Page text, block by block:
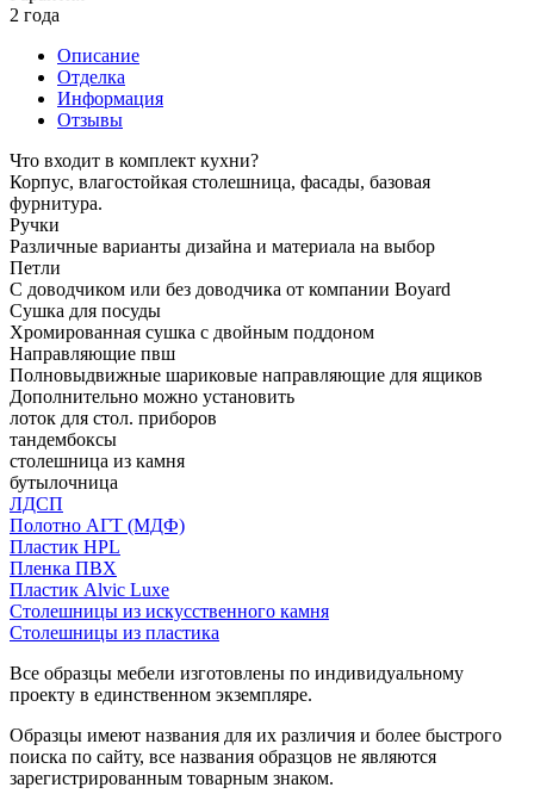
2 года
Описание
Отделка
Информация
Отзывы
Что входит в комплект кухни?
Корпус, влагостойкая столешница, фасады, базовая
фурнитура.
Ручки
Различные варианты дизайна и материала на выбор
Петли
С доводчиком или без доводчика от компании Boyard
Сушка для посуды
Хромированная сушка с двойным поддоном
Направляющие пвш
Полновыдвижные шариковые направляющие для ящиков
Дополнительно можно установить
лоток для стол. приборов
тандембоксы
столешница из камня
бутылочница
ЛДСП
Полотно АГТ (МДФ)
Пластик HPL
Пленка ПВХ
Пластик Alvic Luxe
Столешницы из искусственного камня
Столешницы из пластика
Все образцы мебели изготовлены по индивидуальному
проекту в единственном экземпляре.
Образцы имеют названия для их различия и более быстрого
поиска по сайту, все названия образцов не являются
зарегистрированным товарным знаком.